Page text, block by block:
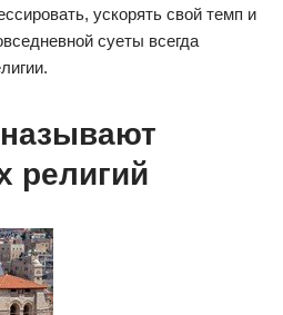
ускорять свой темп и
суеты всегда
религий